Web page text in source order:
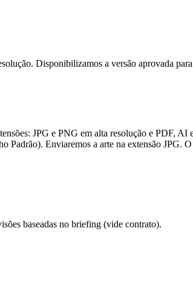
Disponibilizamos a versão aprovada
JPG e PNG em alta resolução e PDF, AI
Padrão). Enviaremos a arte na extensão JPG.
baseadas no briefing (vide contrato).